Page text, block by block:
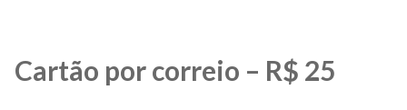
Cartão por correio – R$ 25